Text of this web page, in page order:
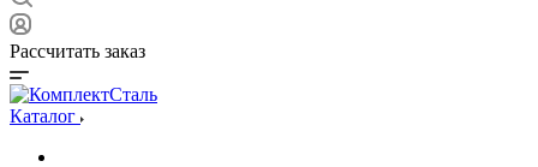
Рассчитать заказ
Каталог